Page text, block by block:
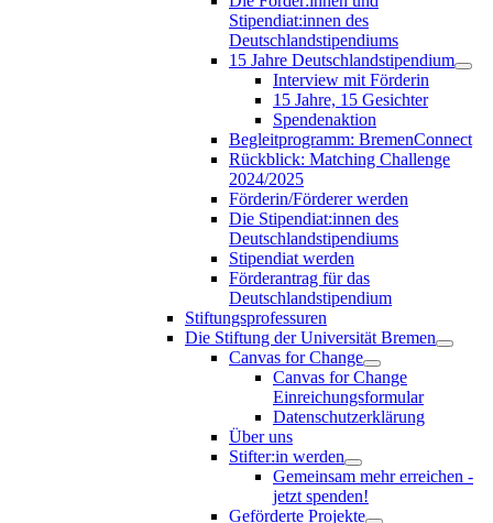
Stipendiat:innen des
Deutschlandstipendiums
15 Jahre Deutschlandstipendium
Interview mit Förderin
15 Jahre, 15 Gesichter
Spendenaktion
Begleitprogramm: BremenConnect
Rückblick: Matching Challenge
2024/2025
Förderin/Förderer werden
Die Stipendiat:innen des
Deutschlandstipendiums
Stipendiat werden
Förderantrag für das
Deutschlandstipendium
Stiftungsprofessuren
Die Stiftung der Universität Bremen
Canvas for Change
Canvas for Change
Einreichungsformular
Datenschutzerklärung
Über uns
Stifter:in werden
Gemeinsam mehr erreichen -
jetzt spenden!
Geförderte Projekte